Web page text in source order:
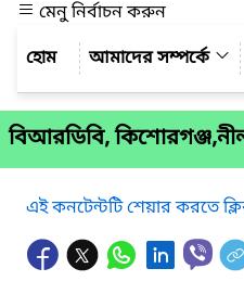
মেনু নির্বাচন করুন
আমাদের সম্পর্কে
বিআরডিবি,
এই কনটেন্টটি শেয়ার করতে